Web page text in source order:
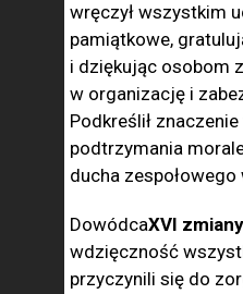
wręczył wszystkim
pamiątkowe,
i dziękując osobom
w organizację i
Podkreślił
podtrzymania
ducha zespołowego
DowódcaXVI zmiany
wdzięczność
przyczynili się do